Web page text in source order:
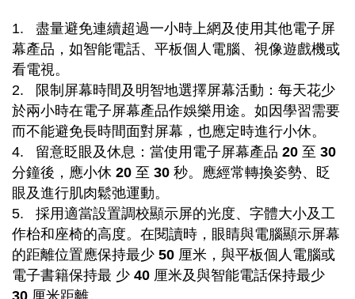
1. 盡量避免連續超過一小時上網及使用其他電子屏
幕產品，如智能電話、平板個人電腦、視像遊戲機或
看電視。
2. 限制屏幕時間及明智地選擇屏幕活動：每天花少
於兩小時在電子屏幕產品作娛樂用途。如因學習需要
而不能避免長時間面對屏幕，也應定時進行小休。
4. 留意眨眼及休息：當使用電子屏幕產品 20 至 30
分鐘後，應小休 20 至 30 秒。應經常轉換姿勢、眨
眼及進行肌肉鬆弛運動。
5. 採用適當設置調校顯示屏的光度、字體大小及工
作枱和座椅的高度。在閱讀時，眼睛與電腦顯示屏幕
的距離位置應保持最少 50 厘米，與平板個人電腦或
電子書籍保持最 少 40 厘米及與智能電話保持最少
30 厘米距離。